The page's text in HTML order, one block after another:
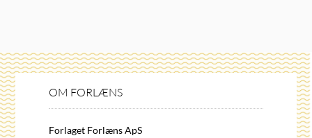
OM FORLÆNS
Forlaget Forlæns ApS